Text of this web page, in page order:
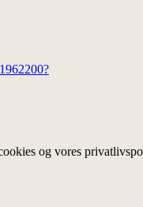
og vores